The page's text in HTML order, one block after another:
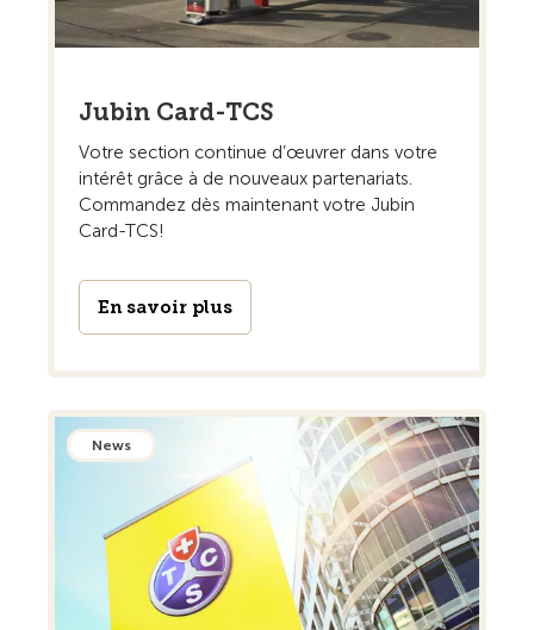
Jubin Card-TCS
Votre section continue d’œuvrer dans votre
intérêt grâce à de nouveaux partenariats.
Commandez dès maintenant votre Jubin
Card-TCS!
En savoir plus
News